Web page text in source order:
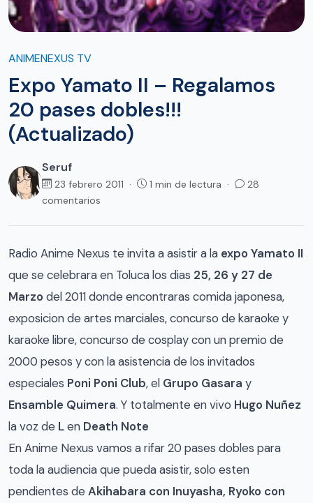
ANIMENEXUS TV
Expo Yamato II – Regalamos
20 pases dobles!!!
(Actualizado)
Seruf
23 febrero 2011 · 1 min de lectura ·
28
comentarios
Radio Anime Nexus te invita a asistir a la expo Yamato II
que se celebrara en Toluca los dias 25, 26 y 27 de
Marzo del 2011 donde encontraras comida japonesa,
exposicion de artes marciales, concurso de karaoke y
karaoke libre, concurso de cosplay con un premio de
2000 pesos y con la asistencia de los invitados
especiales Poni Poni Club, el Grupo Gasara y
Ensamble Quimera. Y totalmente en vivo Hugo Nuñez
la voz de Len Death Note
En Anime Nexus vamos a rifar 20 pases dobles para
toda la audiencia que pueda asistir, solo esten
pendientes de Akihabara con Inuyasha, Ryoko con